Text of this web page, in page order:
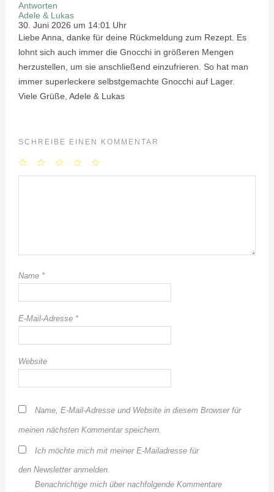
Antworten
Adele & Lukas
30. Juni 2026 um 14:01 Uhr
Liebe Anna, danke für deine Rückmeldung zum Rezept. Es
lohnt sich auch immer die Gnocchi in größeren Mengen
herzustellen, um sie anschließend einzufrieren. So hat man
immer superleckere selbstgemachte Gnocchi auf Lager.
Viele Grüße, Adele & Lukas
SCHREIBE EINEN KOMMENTAR
Name *
E-Mail-Adresse *
Website
Name, E-Mail-Adresse und Website in diesem Browser für
meinen nächsten Kommentar speichern.
Ich möchte mich mit meiner E-Mailadresse für
den Newsletter anmelden.
Benachrichtige mich über nachfolgende Kommentare